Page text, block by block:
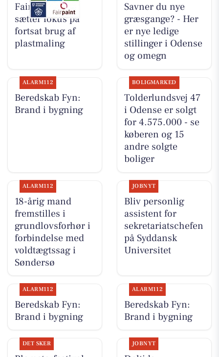
Fairpaint ApS
sætter fokus på
fortsat brug af
plastmaling
Savner du nye
græsgange? - Her
er nye ledige
stillinger i Odense
og omegn
ALARM112
Beredskab Fyn:
Brand i bygning
BOLIGMARKED
Tolderlundsvej 47
i Odense er solgt
for 4.575.000 - se
køberen og 15
andre solgte
boliger
ALARM112
18-årig mand
fremstilles i
grundlovsforhør i
forbindelse med
voldtægtssag i
Søndersø
JOBNYT
Bliv personlig
assistent for
sekretariatschefen
på Syddansk
Universitet
ALARM112
Beredskab Fyn:
Brand i bygning
ALARM112
Beredskab Fyn:
Brand i bygning
DET SKER JOBNYT